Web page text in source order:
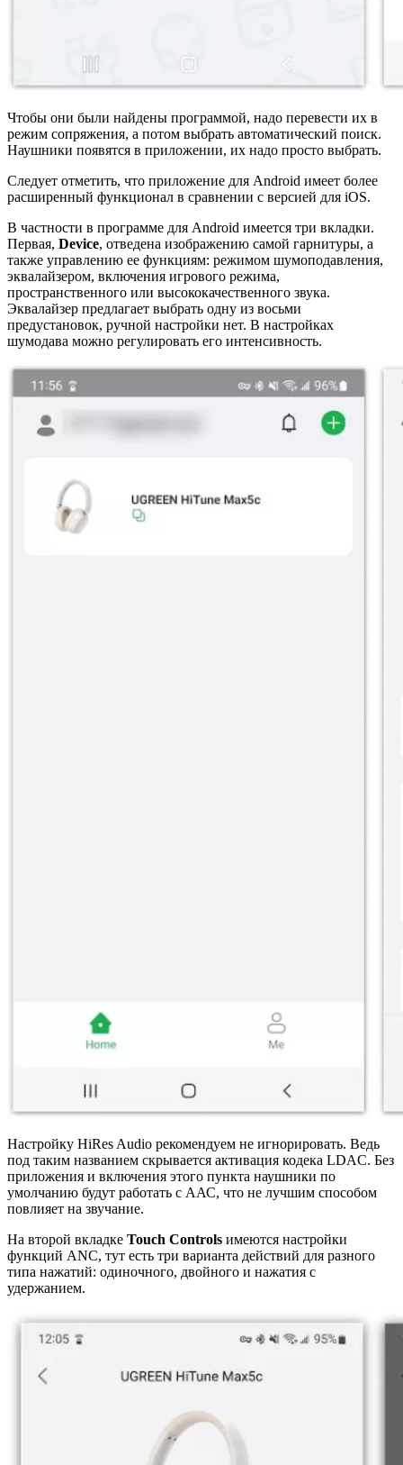
Чтобы они были найдены программой, надо перевести их в
режим сопряжения, а потом выбрать автоматический поиск.
Наушники появятся в приложении, их надо просто выбрать.
Следует отметить, что приложение для Android имеет более
расширенный функционал в сравнении с версией для iOS.
В частности в программе для Android имеется три вкладки.
Первая, Device, отведена изображению самой гарнитуры, а
также управлению ее функциям: режимом шумоподавления,
эквалайзером, включения игрового режима,
пространственного или высококачественного звука.
Эквалайзер предлагает выбрать одну из восьми
предустановок, ручной настройки нет. В настройках
шумодава можно регулировать его интенсивность.
Настройку HiRes Audio рекомендуем не игнорировать. Ведь
под таким названием скрывается активация кодека LDAC. Без
приложения и включения этого пункта наушники по
умолчанию будут работать с ААС, что не лучшим способом
повлияет на звучание.
На второй вкладке Touch Controls имеются настройки
функций ANC, тут есть три варианта действий для разного
типа нажатий: одиночного, двойного и нажатия с
удержанием.